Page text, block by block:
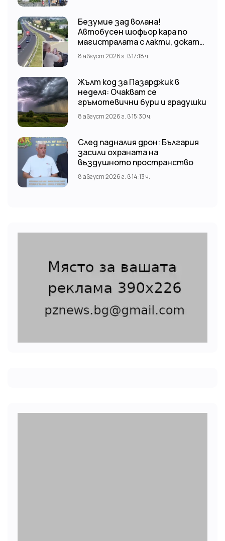
Безумие зад волана!
Автобусен шофьор кара по
магистралата с лакти, докато
гледа TikTok
8 август 2026 г. в 17:18 ч.
Жълт код за Пазарджик в
неделя: Очакват се
гръмотевични бури и градушки
8 август 2026 г. в 15:30 ч.
След падналия дрон: България
засили охраната на
въздушното пространство
8 август 2026 г. в 14:13 ч.